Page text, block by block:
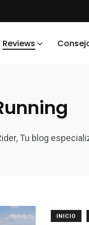
Reviews
Tu blog
INICIO